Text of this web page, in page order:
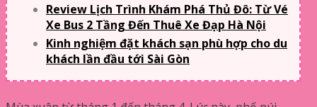
Review Lịch Trình Khám Phá Thủ Đô: Từ Vé
Xe Bus 2 Tầng Đến Thuê Xe Đạp Hà Nội
Kinh nghiệm đặt khách sạn phù hợp cho du
khách lần đầu tới Sài Gòn